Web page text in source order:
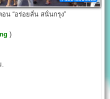
น “อร่อยลั่น สนั่นกรุง”
)
.